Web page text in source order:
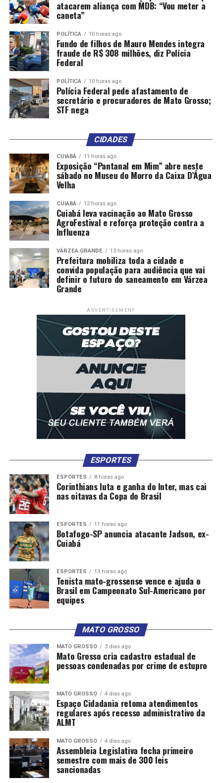
atacarem aliança com MDB: “Vou meter a
caneta”
POLÍTICA 10 horas ago
Fundo de filhos de Mauro Mendes integra
fraude de R$ 308 milhões, diz Polícia
Federal
POLÍTICA 10 horas ago
Polícia Federal pede afastamento de
secretário e procuradores de Mato Grosso;
STF nega
CIDADES
CUIABÁ 11 horas ago
Exposição “Pantanal em Mim” abre neste
sábado no Museu do Morro da Caixa D’Água
Velha
CUIABÁ 12 horas ago
Cuiabá leva vacinação ao Mato Grosso
AgroFestival e reforça proteção contra a
Influenza
VÁRZEA GRANDE 13 horas ago
Prefeitura mobiliza toda a cidade e
convida população para audiência que vai
definir o futuro do saneamento em Várzea
Grande
ADVERTISEMENT
ESPORTES
ESPORTES 8 horas ago
Corinthians luta e ganha do Inter, mas cai
nas oitavas da Copa do Brasil
ESPORTES 11 horas ago
Botafogo-SP anuncia atacante Jadson, ex-
Cuiabá
ESPORTES 13 horas ago
Tenista mato-grossense vence e ajuda o
Brasil em Campeonato Sul-Americano por
equipes
MATO GROSSO
MATO GROSSO 3 dias ago
Mato Grosso cria cadastro estadual de
pessoas condenadas por crime de estupro
MATO GROSSO 4 dias ago
Espaço Cidadania retoma atendimentos
regulares após recesso administrativo da
ALMT
MATO GROSSO 4 dias ago
Assembleia Legislativa fecha primeiro
semestre com mais de 300 leis
sancionadas